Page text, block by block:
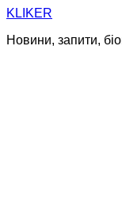
Skip
content
KLIKER
Новини, запити,